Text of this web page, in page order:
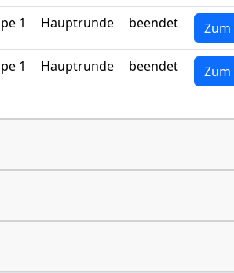
1 Hauptrunde beendet Zum
1 Hauptrunde beendet Zum